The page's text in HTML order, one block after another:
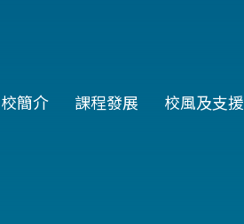
簡介 課程發展 校風及支援